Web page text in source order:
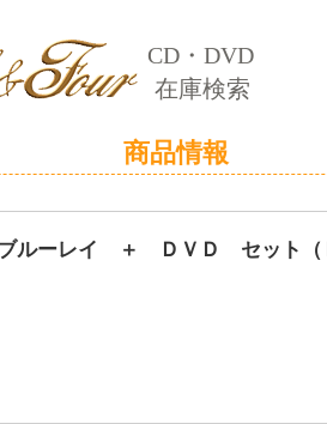
CD・DVD
在庫検索
商品情報
ルーレイ ＋ ＤＶＤ セット（